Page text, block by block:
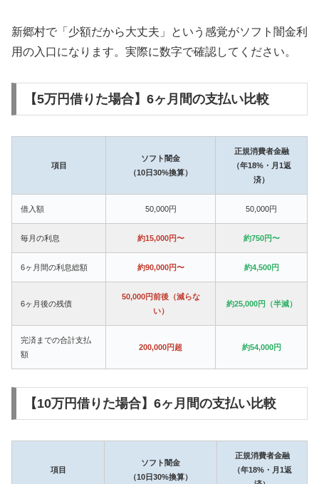
新郷村で「少額だから大丈夫」という感覚がソフト闇金利
用の入口になります。実際に数字で確認してください。
【5万円借りた場合】6ヶ月間の支払い比較
項目
ソフト闇金
（10日30%換算）
正規消費者金融
（年18%・月1返
済）
借入額 50,000円 50,000円
毎月の利息 約15,000円〜 約750円〜
6ヶ月間の利息総額 約90,000円〜 約4,500円
6ヶ月後の残債
50,000円前後（減らな
い）
約25,000円（半減）
完済までの合計支払
額
200,000円超 約54,000円
【10万円借りた場合】6ヶ月間の支払い比較
項目
ソフト闇金
（10日30%換算）
正規消費者金融
（年18%・月1返